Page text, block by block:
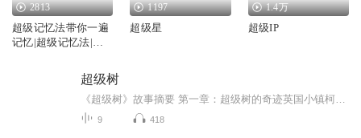
2813
超级记忆法带你一遍
记忆|超级记忆法|超
1197
超级星
1.4万
超级IP
超级树
9 418